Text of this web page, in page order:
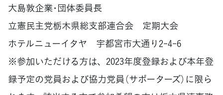
大島敦企業･団体委員長
立憲民主党栃木県総支部連合会 定期大会
ホテルニューイタヤ 宇都宮市大通り2-4-6
※参加いただける方は、2023年度登録および本年登
録予定の党員および協力党員（サポーターズ）に限ら